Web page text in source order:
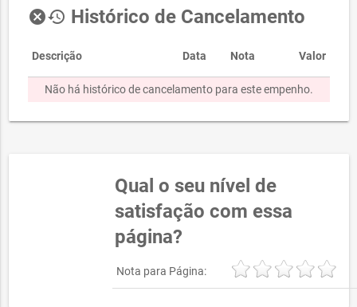
cancelhistory Histórico de Cancelamento
Descrição Data Nota Valor
Não há histórico de cancelamento para este empenho.
Qual o seu nível de
satisfação com essa
página?
Nota para Página: